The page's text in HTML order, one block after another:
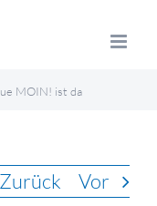
MOIN! ist da
Zurück Vor